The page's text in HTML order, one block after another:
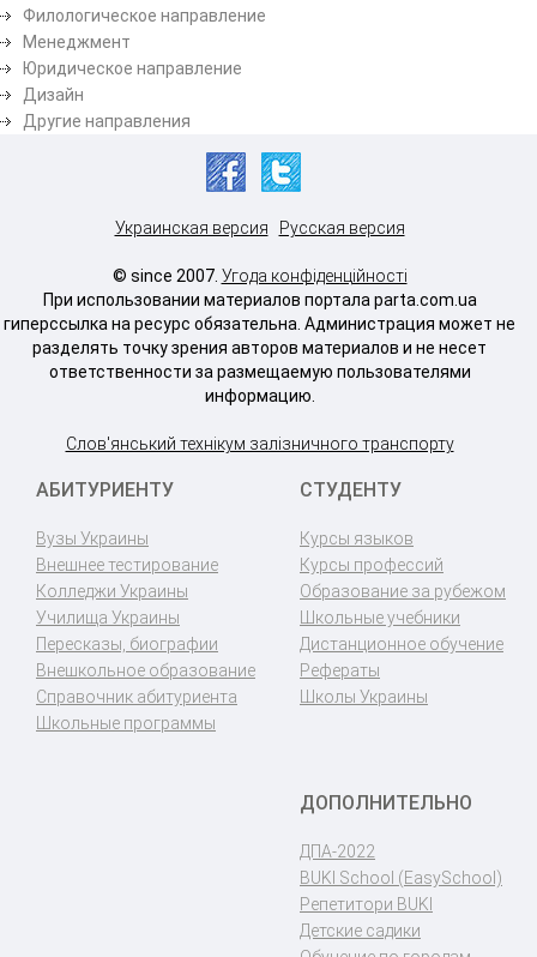
Филологическое направление
Менеджмент
Юридическое направление
Дизайн
Другие направления
Украинская версия Русская версия
© since 2007. Угода конфіденційності
При использовании материалов портала parta.com.ua
гиперссылка на ресурс обязательна. Администрация может не
разделять точку зрения авторов материалов и не несет
ответственности за размещаемую пользователями
информацию.
Слов'янський технікум залізничного транспорту
АБИТУРИЕНТУ
Вузы Украины
Внешнее тестирование
Колледжи Украины
Училища Украины
Пересказы, биографии
Внешкольное образование
Справочник абитуриента
Школьные программы
СТУДЕНТУ
Курсы языков
Курсы профессий
Образование за рубежом
Школьные учебники
Дистанционное обучение
Рефераты
Школы Украины
ДОПОЛНИТЕЛЬНО
ДПА-2022
BUKI School (EasySchool)
Репетитори BUKI
Детские садики